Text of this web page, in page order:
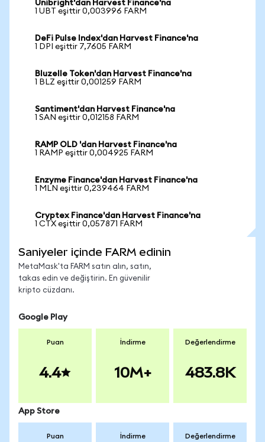
Unibright'dan Harvest Finance'na
1 UBT eşittir 0,003996 FARM
DeFi Pulse Index'dan Harvest Finance'na
1 DPI eşittir 7,7605 FARM
Bluzelle Token'dan Harvest Finance'na
1 BLZ eşittir 0,001259 FARM
Santiment'dan Harvest Finance'na
1 SAN eşittir 0,012158 FARM
RAMP OLD 'dan Harvest Finance'na
1 RAMP eşittir 0,004925 FARM
Enzyme Finance'dan Harvest Finance'na
1 MLN eşittir 0,239464 FARM
Cryptex Finance'dan Harvest Finance'na
1 CTX eşittir 0,057871 FARM
Saniyeler içinde FARM edinin
MetaMask'ta FARM satın alın, satın,
takas edin ve değiştirin. En güvenilir
kripto cüzdanı.
Google Play
Puan
4.4
İndirme
10M+
Değerlendirme
483.8K
App Store
Puan İndirme Değerlendirme